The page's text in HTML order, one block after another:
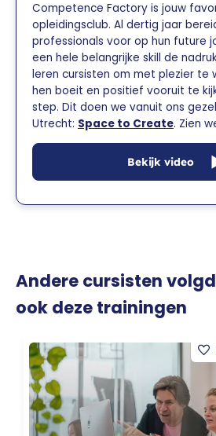
Competence Factory is jouw
opleidingsclub. Al dertig jaar
professionals voor op hun future
een hele belangrijke skill de
leren cursisten om met plezier te
hen boeit en positief vooruit te
step. Dit doen we vanuit ons
Utrecht: Space to Create. Zien
Bekijk video
Andere cursisten
ook deze trainingen